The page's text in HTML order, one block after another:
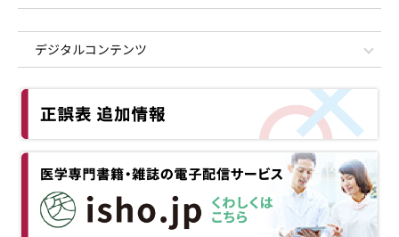
デジタルコンテンツ